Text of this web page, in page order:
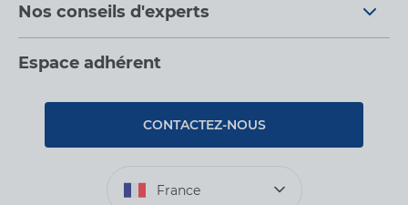
Devenez adhérent
Les services BigMat
Les Bâtisseurs du Sport
Par pièces
Nos catalogues
Rencontres
Nos conseils d'experts
Espace adhérent
CONTACTEZ-NOUS
France